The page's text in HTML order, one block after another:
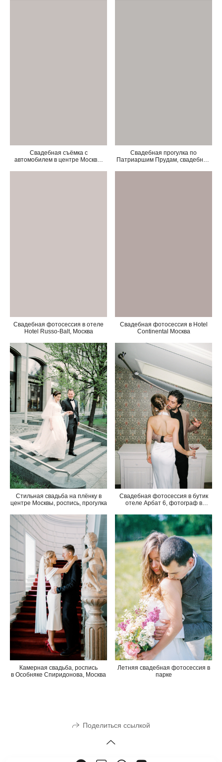
Свадебная съёмка с
автомобилем в центре Москвы,
Свадебная прогулка по
Патриаршим Прудам, свадебный
Свадебная фотосессия в отеле
Hotel Russo-Balt, Москва
Свадебная фотосессия в Hotel
Continental Москва
Стильная свадьба на плёнку в
центре Москвы, роспись, прогулка
Свадебная фотосессия в бутик
отеле Арбат 6, фотограф в
Камерная свадьба, роспись
в Особняке Спиридонова, Москва
Летняя свадебная фотосессия в
парке
Поделиться ссылкой